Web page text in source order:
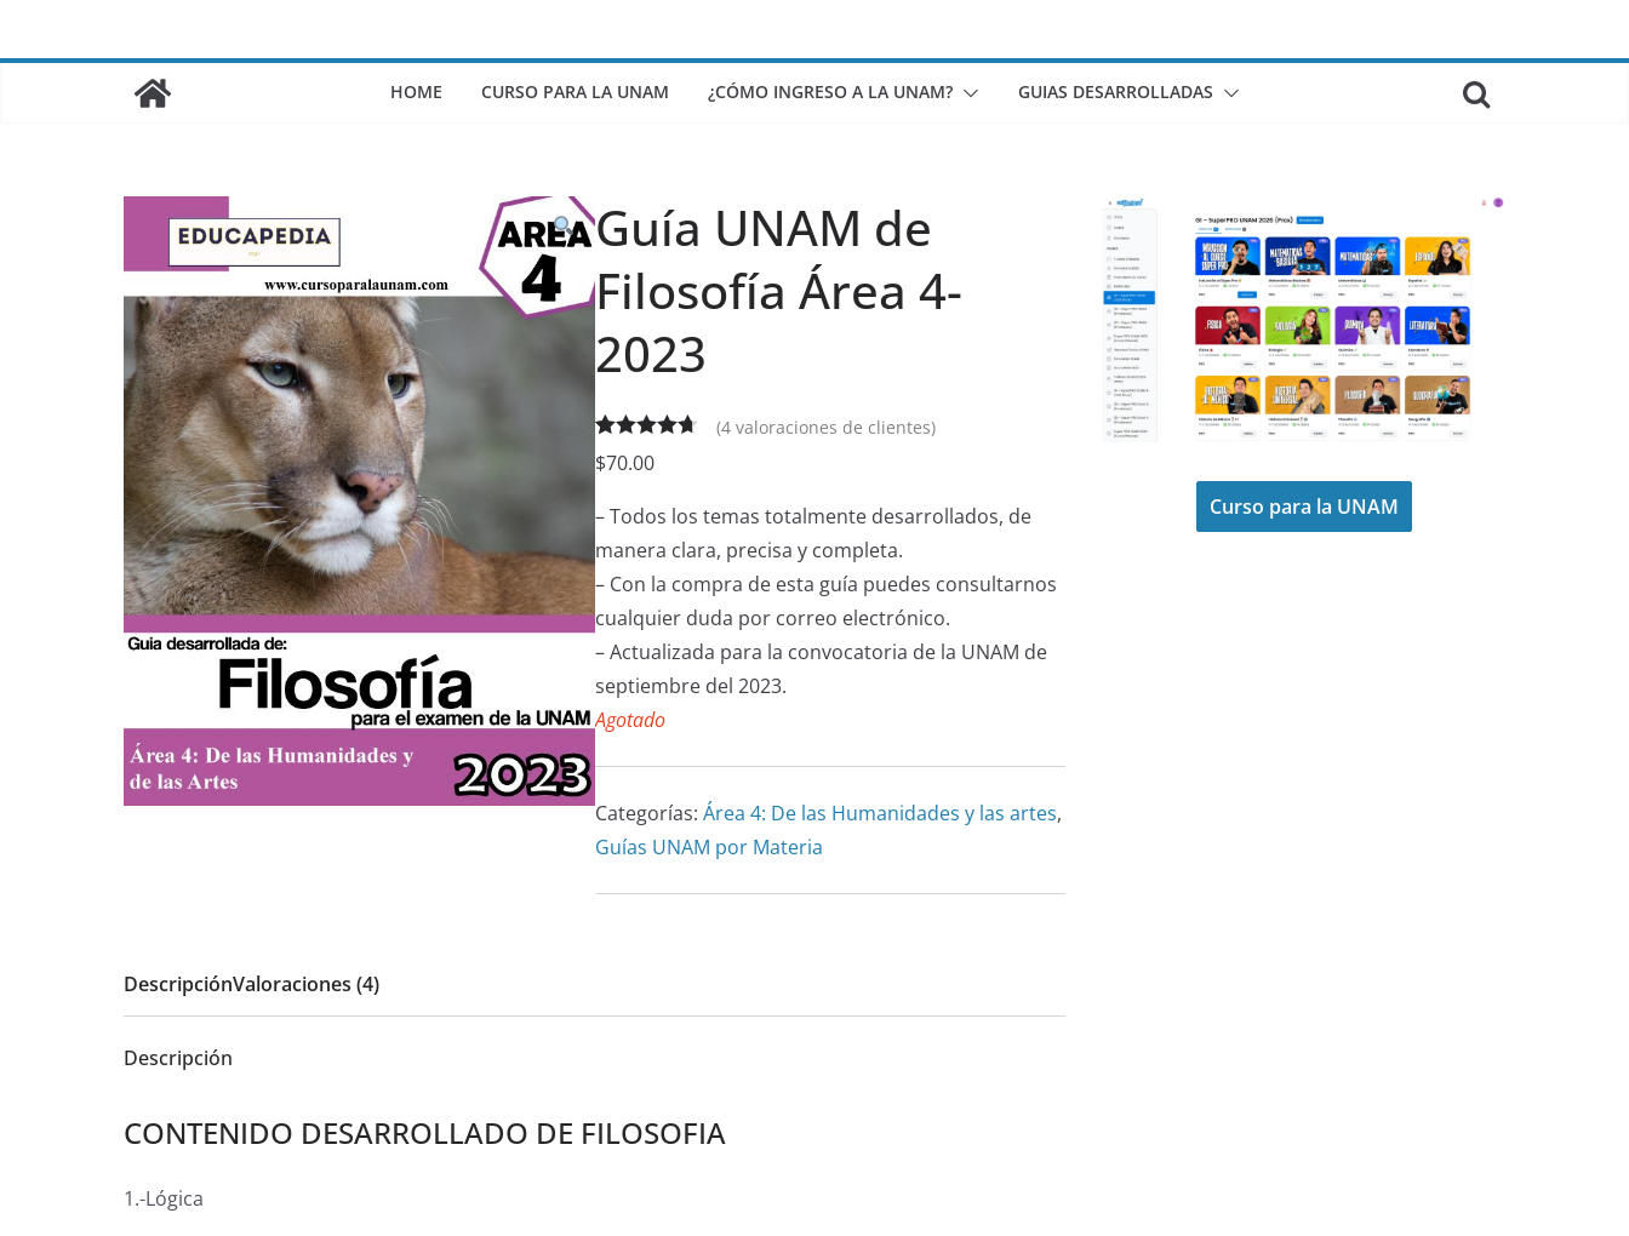
HOME CURSO PARA LA UNAM ¿CÓMO INGRESO A LA UNAM? GUIAS DESARROLLADAS
Guía UNAM de
Filosofía Área 4-
2023
Valorado
5 basado
en
4
puntuacione
clientes
(4 valoraciones de clientes)
$70.00
– Todos los temas totalmente desarrollados, de
manera clara, precisa y completa.
– Con la compra de esta guía puedes consultarnos
cualquier duda por correo electrónico.
– Actualizada para la convocatoria de la UNAM de
septiembre del 2023.
Agotado
Categorías: Área 4: De las Humanidades y las artes,
Guías UNAM por Materia
DescripciónValoraciones (4)
Descripción
CONTENIDO DESARROLLADO DE FILOSOFIA
1.-Lógica
Curso para la UNAM